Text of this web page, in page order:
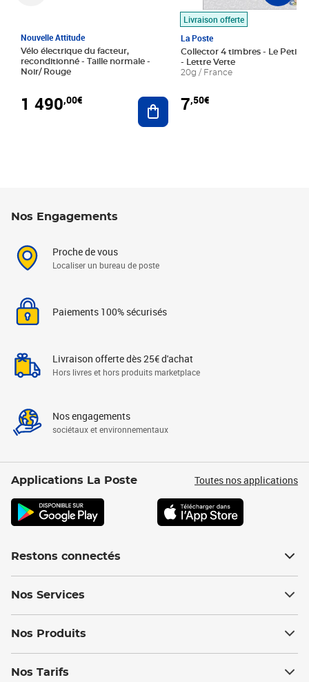
Nouvelle Attitude
Vélo électrique du facteur,
reconditionné - Taille normale -
Noir/ Rouge
1 490,00€ Ajouter au panier
Livraison offerte
La Poste
Collector 4 timbres - Le Petit
- Lettre Verte
20g / France
7,50€
Nos Engagements
Proche de vous
Localiser un bureau de poste
Paiements 100% sécurisés
Livraison offerte dès 25€ d'achat
Hors livres et hors produits marketplace
Nos engagements
sociétaux et environnementaux
Applications La Poste Toutes nos applications
Restons connectés
Nos Services
Nos Produits
Nos Tarifs